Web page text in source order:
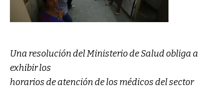
Una resolución del Ministerio de Salud obliga a
exhibir los
horarios de atención de los médicos del sector